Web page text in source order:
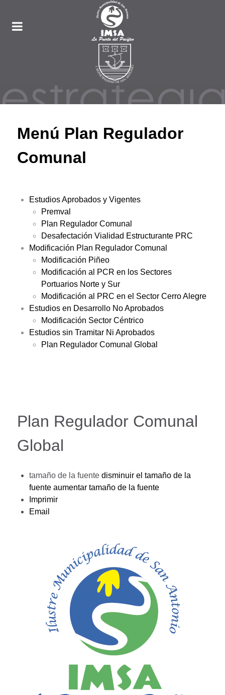
Menú Plan Regulador
Comunal
Estudios Aprobados y Vigentes
Premval
Plan Regulador Comunal
Desafectación Vialidad Estructurante PRC
Modificación Plan Regulador Comunal
Modificación Piñeo
Modificación al PCR en los Sectores
Portuarios Norte y Sur
Modificación al PRC en el Sector Cerro Alegre
Estudios en Desarrollo No Aprobados
Modificación Sector Céntrico
Estudios sin Tramitar Ni Aprobados
Plan Regulador Comunal Global
Plan Regulador Comunal
Global
tamaño de la fuente disminuir el tamaño de la
fuente aumentar tamaño de la fuente
Imprimir
Email